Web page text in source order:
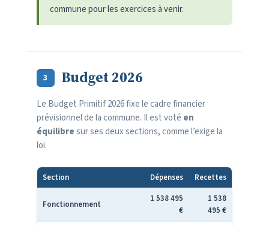
commune pour les exercices à venir.
3 Budget 2026
Le Budget Primitif 2026 fixe le cadre financier
prévisionnel de la commune. Il est voté en
équilibresur ses deux sections, comme l’exige la
loi.
Section Dépenses Recettes
Fonctionnement
1 538 495
€
1 538
495 €